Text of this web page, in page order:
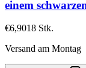
einem
€6,9018 Stk.
Versand am Montag